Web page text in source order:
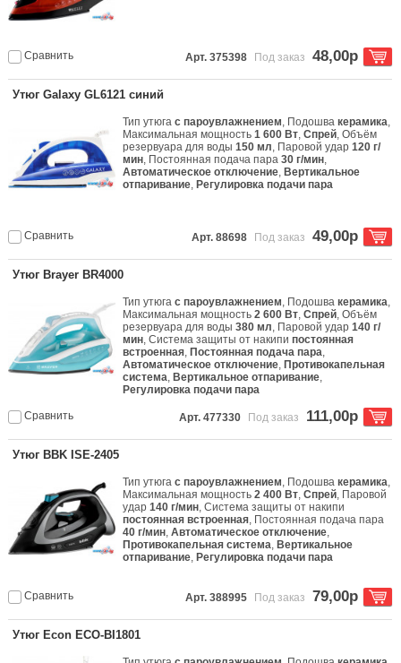
Сравнить Арт. 375398 Под заказ 48,00р
Утюг Galaxy GL6121 синий
Тип утюгас пароувлажнением, Подошвакерамика,
Максимальная мощность1 600 Вт,Спрей, Объём
резервуара для воды150 мл, Паровой удар120 г/
мин, Постоянная подача пара30 г/мин,
Автоматическое отключение, Вертикальное
отпаривание, Регулировка подачи пара
Сравнить Арт. 88698 Под заказ 49,00р
Утюг Brayer BR4000
Тип утюгас пароувлажнением, Подошвакерамика,
Максимальная мощность2 600 Вт,Спрей, Объём
резервуара для воды380 мл, Паровой удар140 г/
мин, Система защиты от накипипостоянная
встроенная, Постоянная подача пара,
Автоматическое отключение, Противокапельная
система, Вертикальное отпаривание,
Регулировка подачи пара
Сравнить Арт. 477330 Под заказ 111,00р
Утюг BBK ISE-2405
Тип утюгас пароувлажнением, Подошвакерамика,
Максимальная мощность2 400 Вт,Спрей, Паровой
удар140 г/мин, Система защиты от накипи
постоянная встроенная, Постоянная подача пара
40 г/мин,Автоматическое отключение,
Противокапельная система, Вертикальное
отпаривание, Регулировка подачи пара
Сравнить Арт. 388995 Под заказ 79,00р
Утюг Econ ECO-BI1801